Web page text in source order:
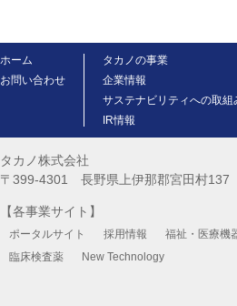
ホーム
お問い合わせ
タカノの事業
企業情報
サステナビリティへの取組
IR情報
タカノ株式会社
〒399-4301 長野県上伊那郡宮田村
【各事業サイト】
ポータルサイト 採用情報 福祉・医療機
臨床検査薬
New Technology